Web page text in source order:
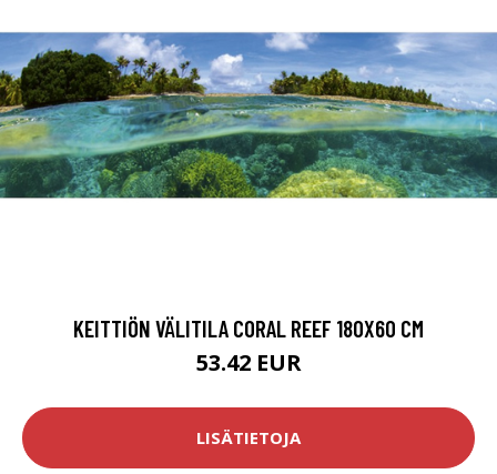
KEITTIÖN VÄLITILA CORAL REEF 180X60 CM
53.42 EUR
LISÄTIETOJA